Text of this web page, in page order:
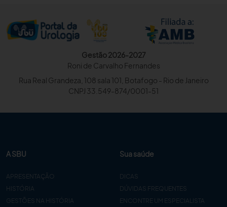
Gestão 2026-2027
Roni de Carvalho Fernandes
Rua Real Grandeza, 108 sala 101, Botafogo - Rio de Janeiro
CNPJ 33.549-874/0001-51
A SBU
APRESENTAÇÃO
HISTÓRIA
GESTÕES NA HISTÓRIA
Sua saúde
DICAS
DÚVIDAS FREQUENTES
ENCONTRE UM ESPECIALISTA